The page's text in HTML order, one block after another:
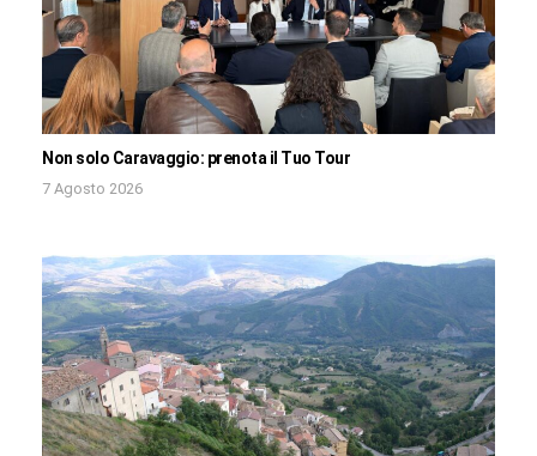
Non solo Caravaggio: prenota il Tuo Tour
7 Agosto 2026